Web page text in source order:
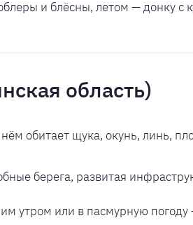
и блёсны, летом — донку с
область)
обитает щука, окунь, линь,
берега, развитая
утром или в пасмурную